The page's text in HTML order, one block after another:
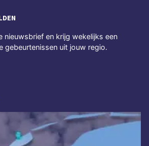
nieuwsbrief en krijg wekelijks een
gebeurtenissen uit jouw regio.